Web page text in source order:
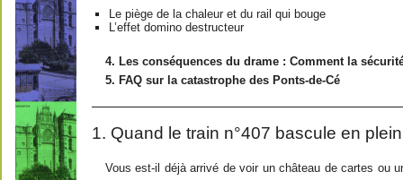
Le piège de la chaleur et du rail qui bouge
L’effet domino destructeur
4. Les conséquences du drame : Comment la
5. FAQ sur la catastrophe des Ponts-de-Cé
1. Quand le train n°407 bascule en
Vous est-il déjà arrivé de voir un château de cartes ou